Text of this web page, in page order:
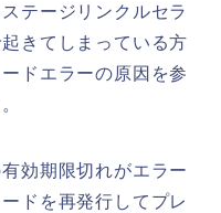
テージリンクルセラ
きてしまっている方
ドエラーの原因を参
効期限切れがエラー
ドを再発行してプレ